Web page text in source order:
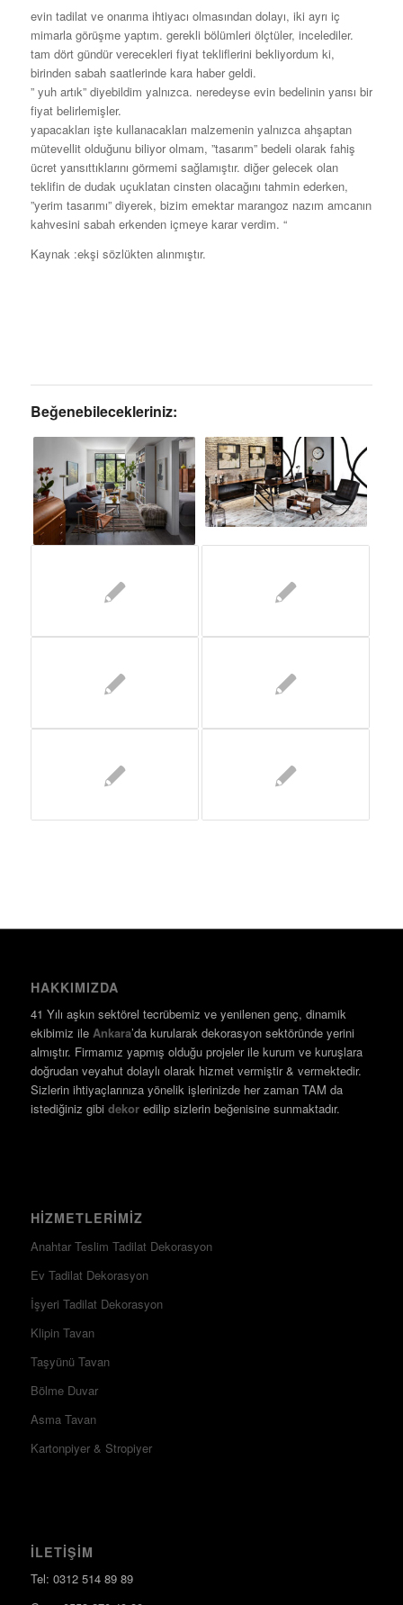
evin tadilat ve onarıma ihtiyacı olmasından dolayı, iki ayrı iç
mimarla görüşme yaptım. gerekli bölümleri ölçtüler, incelediler.
tam dört gündür verecekleri fiyat tekliflerini bekliyordum ki,
birinden sabah saatlerinde kara haber geldi.
” yuh artık” diyebildim yalnızca. neredeyse evin bedelinin yarısı bir
fiyat belirlemişler.
yapacakları işte kullanacakları malzemenin yalnızca ahşaptan
mütevellit olduğunu biliyor olmam, ”tasarım” bedeli olarak fahiş
ücret yansıttıklarını görmemi sağlamıştır. diğer gelecek olan
teklifin de dudak uçuklatan cinsten olacağını tahmin ederken,
”yerim tasarımı” diyerek, bizim emektar marangoz nazım amcanın
kahvesini sabah erkenden içmeye karar verdim. “
Kaynak :ekşi sözlükten alınmıştır.
Beğenebilecekleriniz:
HAKKIMIZDA
41 Yılı aşkın sektörel tecrübemiz ve yenilenen genç, dinamik
ekibimiz ile Ankara’da kurularak dekorasyon sektöründe yerini
almıştır. Firmamız yapmış olduğu projeler ile kurum ve kuruşlara
doğrudan veyahut dolaylı olarak hizmet vermiştir & vermektedir.
Sizlerin ihtiyaçlarınıza yönelik işlerinizde her zaman TAM da
istediğiniz gibi dekoredilip sizlerin beğenisine sunmaktadır.
HIZMETLERIMIZ
Anahtar Teslim Tadilat Dekorasyon
Ev Tadilat Dekorasyon
İşyeri Tadilat Dekorasyon
Klipin Tavan
Taşyünü Tavan
Bölme Duvar
Asma Tavan
Kartonpiyer & Stropiyer
İLETIŞIM
Tel: 0312 514 89 89